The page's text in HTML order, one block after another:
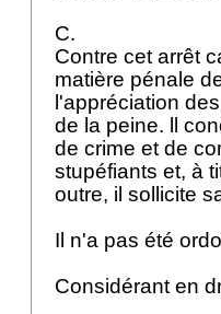
C.
Contre cet arrêt
matière pénale
l'appréciation
de la peine. ll
de crime et de
stupéfiants et, à
outre, il sollicite
Il n'a pas été
Considérant en